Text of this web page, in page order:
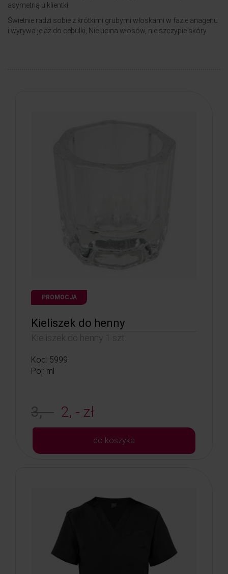
asymetrią u klientki.
Świetnie radzi sobie z krótkimi grubymi włoskami w fazie anagenu
i wyrywa je aż do cebulki, Nie ucina włosów, nie szczypie skóry.
PROMOCJA
Kieliszek do henny
Kieliszek do henny 1 szt.
Kod: 5999
Poj: ml
3, - 2, - zł
do koszyka